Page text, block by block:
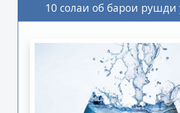
10 солаи об барои рушди